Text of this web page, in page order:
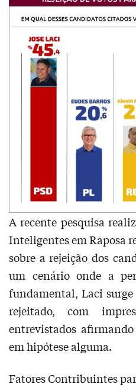
A recente pesquisa
Inteligentes em Raposa
sobre a rejeição dos
um cenário onde a
fundamental, Laci
rejeitado, com
entrevistados
em hipótese alguma.
Fatores Contribuintes